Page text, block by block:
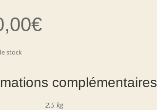
€
stock
complémentaires
2,5 kg